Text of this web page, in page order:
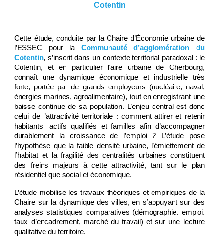
Cotentin
Cette étude, conduite par la Chaire d’Économie urbaine de
l’ESSEC pour laCommunauté d’agglomération du
Cotentin, s’inscrit dans un contexte territorial paradoxal : le
Cotentin, et en particulier l’aire urbaine de Cherbourg,
connaît une dynamique économique et industrielle très
forte, portée par de grands employeurs (nucléaire, naval,
énergies marines, agroalimentaire), tout en enregistrant une
baisse continue de sa population. L’enjeu central est donc
celui de l’attractivité territoriale : comment attirer et retenir
habitants, actifs qualifiés et familles afin d’accompagner
durablement la croissance de l’emploi ? L’étude pose
l’hypothèse que la faible densité urbaine, l’émiettement de
l’habitat et la fragilité des centralités urbaines constituent
des freins majeurs à cette attractivité, tant sur le plan
résidentiel que social et économique.
L’étude mobilise les travaux théoriques et empiriques de la
Chaire sur la dynamique des villes, en s’appuyant sur des
analyses statistiques comparatives (démographie, emploi,
taux d’encadrement, marché du travail) et sur une lecture
qualitative du territoire.